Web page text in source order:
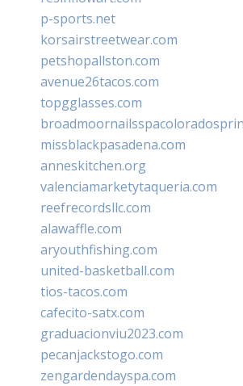
p-sports.net
korsairstreetwear.com
petshopallston.com
avenue26tacos.com
topgglasses.com
missblackpasadena.com
anneskitchen.org
valenciamarketytaqueria.com
reefrecordsllc.com
alawaffle.com
aryouthfishing.com
united-basketball.com
tios-tacos.com
cafecito-satx.com
graduacionviu2023.com
pecanjackstogo.com
zengardendayspa.com